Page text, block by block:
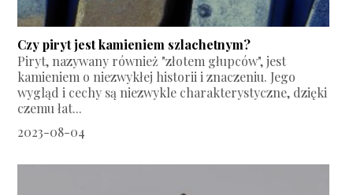
Czy piryt jest kamieniem szlachetnym?
Piryt, nazywany również "złotem głupców", jest
kamieniem o niezwykłej historii i znaczeniu. Jego
wygląd i cechy są niezwykle charakterystyczne, dzięki
czemu łat...
2023-08-04